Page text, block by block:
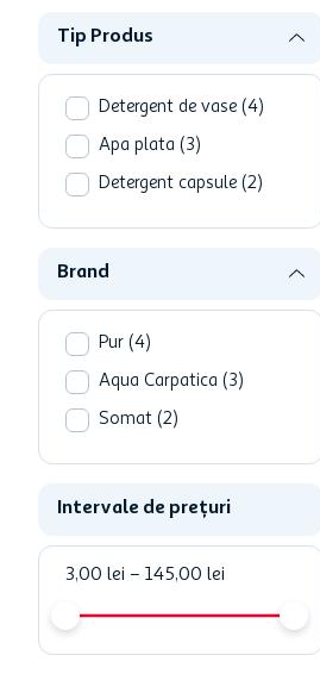
Brand
Pur (4)
Aqua Carpatica ( 3 )
Somat (2)
Tip Produs
Detergent de vase (4)
Apa plata ( 3 )
Detergent capsule (2)
Intervale de prețuri
3,00 lei – 145,00 lei